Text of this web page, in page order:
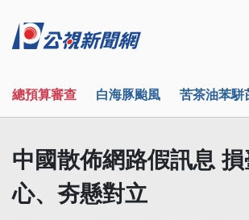
總預算審查 白海豚颱風 苦茶油苯駢
中國散佈網路假訊息
心、夯懸對立